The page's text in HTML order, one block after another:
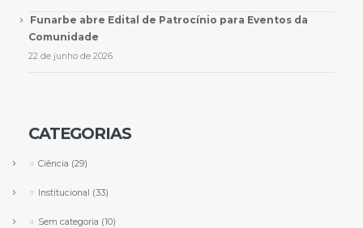
Funarbe abre Edital de Patrocínio para Eventos da
Comunidade
22 de junho de 2026
CATEGORIAS
Ciência (29)
Institucional (33)
Sem categoria (10)